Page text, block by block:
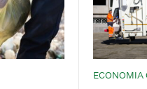
ECONOMIA